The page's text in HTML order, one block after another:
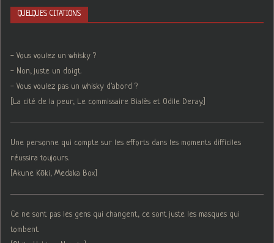
QUELQUES CITATIONS
- Vous voulez un whisky ?
- Non, juste un doigt.
- Vous voulez pas un whisky d'abord ?
[La cité de la peur, Le commissaire Bialès et Odile Deray.]
Une personne qui compte sur les efforts dans les moments difficiles
réussira toujours.
[Akune Kōki, Medaka Box]
Ce ne sont pas les gens qui changent, ce sont juste les masques qui
tombent.